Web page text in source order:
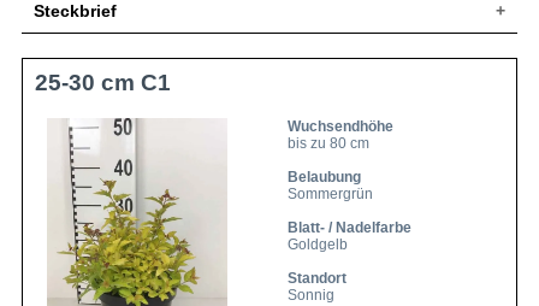
Steckbrief
Wuchs
Zwergstrauch, dichtbuschig und kompakt,
Wuchshöhe
Blatt
Sommergrün, lanzettlich, am Ende
zugespitzt, gesägter Rand, goldgelb, ca. 6
cm lang
Frucht
Unscheinbare Balgfrucht
Blüte
Rosafarbene Blüten in 5 cm breiten
Schirmrispen, zahlreich
Blütezeit
Juli bis September
25-30 cm C1
Wuchsendhöhe
bis zu 80 cm
Belaubung
Sommergrün
Blatt- / Nadelfarbe
Goldgelb
Standort
Sonnig